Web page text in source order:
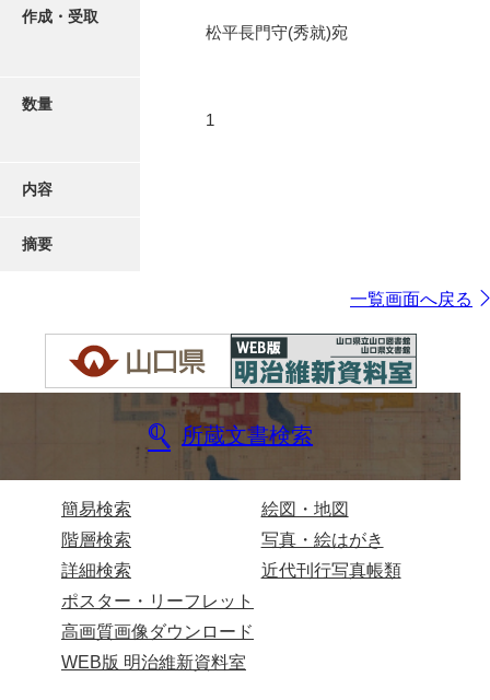
作成・受取
松平長門守(秀就)宛
数量
1
内容
摘要
一覧画面へ戻る
所蔵文書検索
簡易検索
階層検索
詳細検索
絵図・地図
写真・絵はがき
近代刊行写真帳類
ポスター・リーフレット
高画質画像ダウンロード
WEB版 明治維新資料室